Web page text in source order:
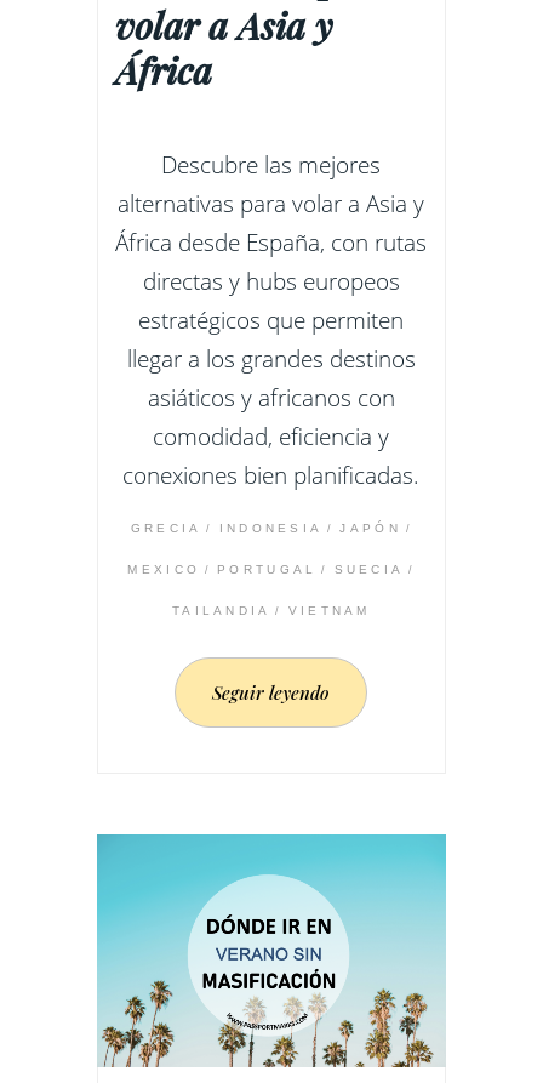
volar a Asia y
África
Descubre las mejores
alternativas para volar a Asia y
África desde España, con rutas
directas y hubs europeos
estratégicos que permiten
llegar a los grandes destinos
asiáticos y africanos con
comodidad, eficiencia y
conexiones bien planificadas.
GRECIA INDONESIA JAPÓN
MEXICO PORTUGAL SUECIA
TAILANDIA VIETNAM
Seguir leyendo